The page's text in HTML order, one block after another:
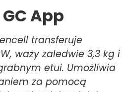
App
transferuje
waży zaledwie 3,3 kg i
etui. Umożliwia
za pomocą